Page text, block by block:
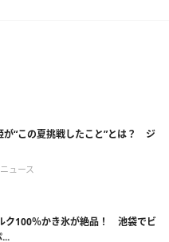
が“この夏挑戦したこと”とは？ ジ
ュース
ク100％かき氷が絶品！ 池袋でビ